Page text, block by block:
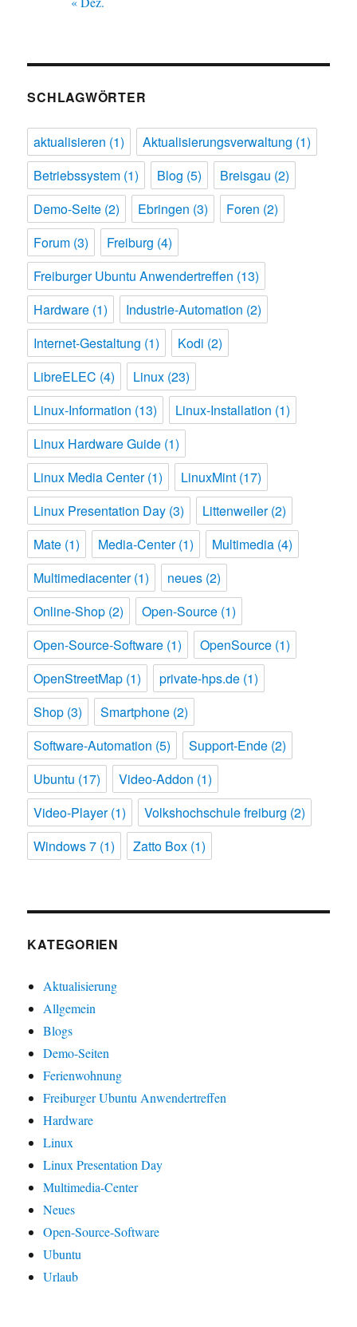
SCHLAGWÖRTER
aktualisieren (1) Aktualisierungsverwaltung (1)
Betriebssystem (1) Blog (5) Breisgau (2)
Demo-Seite (2) Ebringen (3) Foren (2)
Forum (3) Freiburg (4)
Freiburger Ubuntu Anwendertreffen (13)
Hardware (1) Industrie-Automation (2)
Internet-Gestaltung (1) Kodi (2)
LibreELEC (4) Linux (23)
Linux-Information (13) Linux-Installation (1)
Linux Hardware Guide (1)
Linux Media Center(1) LinuxMint (17)
Linux Presentation Day (3) Littenweiler(2)
Mate (1) Media-Center(1) Multimedia (4)
Multimediacenter(1) neues (2)
Online-Shop (2) Open-Source (1)
Open-Source-Software (1) OpenSource (1)
OpenStreetMap (1) private-hps.de (1)
Shop (3) Smartphone (2)
Software-Automation (5) Support-Ende (2)
Ubuntu (17) Video-Addon (1)
Video-Player(1) Volkshochschule freiburg (2)
Windows 7 (1) Zatto Box (1)
KATEGORIEN
Aktualisierung
Allgemein
Blogs
Demo-Seiten
Ferienwohnung
Freiburger Ubuntu Anwendertreffen
Hardware
Linux
Linux Presentation Day
Multimedia-Center
Neues
Open-Source-Software
Ubuntu
Urlaub